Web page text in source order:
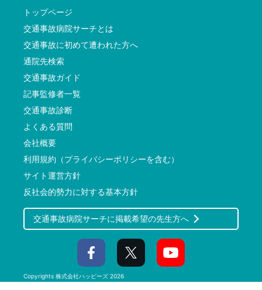
トップページ
交通事故病院サーチとは
交通事故に初めて遭われた方へ
通院先検索
交通事故ガイド
記事監修者一覧
交通事故診断
よくある質問
会社概要
利用規約（プライバシーポリシーを含む）
サイト運営方針
反社会的勢力に対する基本方針
交通事故病院サーチに掲載希望の先生方へ
Copyrights 株式会社ハッピーズ 2026